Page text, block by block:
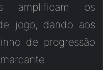
amplificam os
jogo, dando aos
de progressão